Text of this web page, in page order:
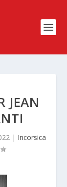
JEAN
| Incorsica